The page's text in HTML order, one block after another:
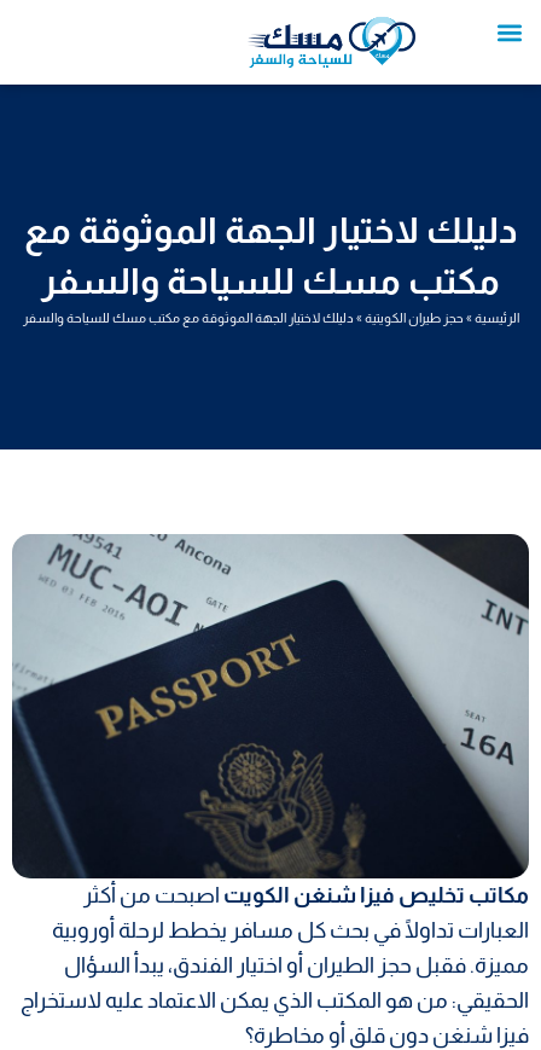
إلى
دليلك لاختيار الجهة الموثوقة مع
مكتب مسك للسياحة والسفر
الرئيسية» حجز طيران الكويتية» دليلك لاختيار الجهة الموثوقة مع مكتب مسك للسياحة والسفر
مكاتب تخليص فيزا شنغن الكويت اصبحت من أكثر
العبارات تداولًا في بحث كل مسافر يخطط لرحلة أوروبية
مميزة. فقبل حجز الطيران أو اختيار الفندق، يبدأ السؤال
الحقيقي: من هو المكتب الذي يمكن الاعتماد عليه لاستخراج
فيزا شنغن دون قلق أو مخاطرة؟